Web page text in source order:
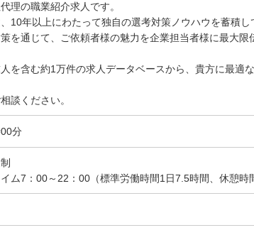
理の職業紹介求人です。
10年以上にわたって独自の選考対策ノウハウを蓄積
を通じて、ご依頼者様の魅力を企業担当者様に最大
を含む約1万件の求人データベースから、貴方に最適
談ください。
分
ム7：00～22：00（標準労働時間1日7.5時間、休憩時